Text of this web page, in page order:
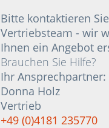
Bitte kontaktieren
Vertriebsteam - wir
Ihnen ein Angebot
Brauchen Sie Hilfe?
Ihr Ansprechpartner:
Donna Holz
Vertrieb
+49 (0)4181 235770